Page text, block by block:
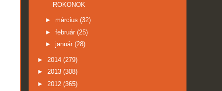
ROKONOK
► március (32)
► február (25)
► január (28)
► 2014 (279)
► 2013 (308)
► 2012 (365)